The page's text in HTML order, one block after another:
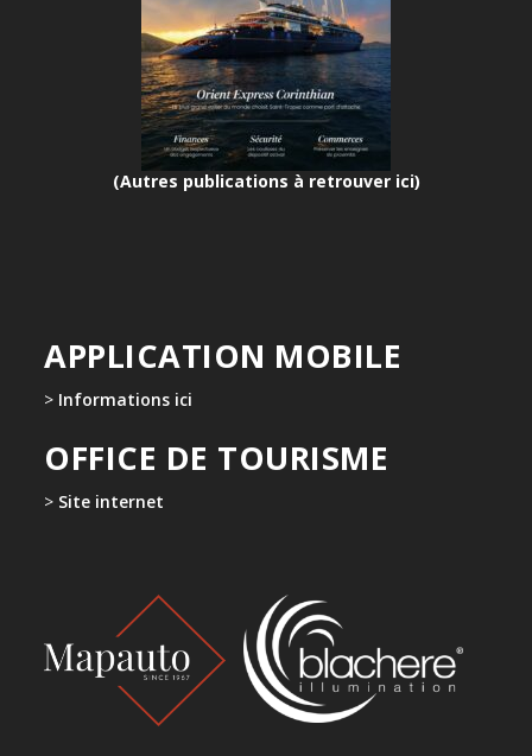
(Autres publications à retrouver ici)
APPLICATION MOBILE
> Informations ici
OFFICE DE TOURISME
> Site internet